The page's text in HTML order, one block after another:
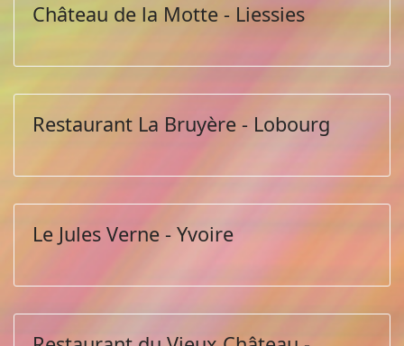
Château de la Motte - Liessies
Restaurant La Bruyère - Lobourg
Le Jules Verne - Yvoire